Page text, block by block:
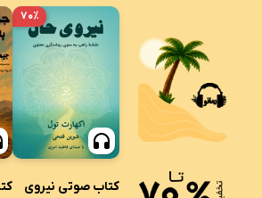
۷۰٪
کتاب صوتی نیروی